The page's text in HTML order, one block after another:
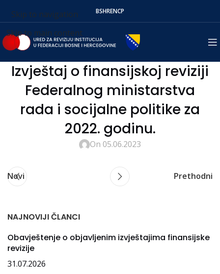
Skip to navigation
Skip to main content
BSHRENСР
Izvještaj o finansijskoj reviziji
Federalnog ministarstva
rada i socijalne politike za
2022. godinu.
On 05.06.2023
Novi Prethodni
NAJNOVIJI ČLANCI
Obavještenje o objavljenim izvještajima finansijske
revizije
31.07.2026